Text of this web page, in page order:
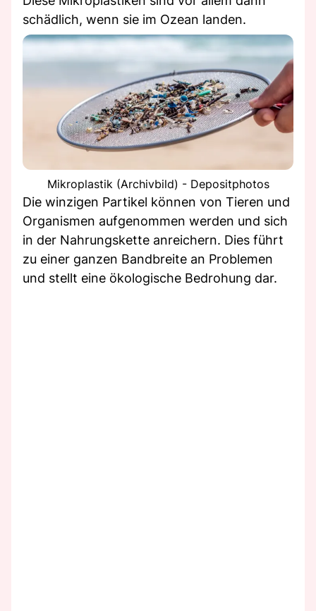
schädlich, wenn sie im Ozean landen.
Mikroplastik (Archivbild) - Depositphotos
Die winzigen Partikel können von Tieren und
Organismen aufgenommen werden und sich
in der Nahrungskette anreichern. Dies führt
zu einer ganzen Bandbreite an Problemen
und stellt eine ökologische Bedrohung dar.